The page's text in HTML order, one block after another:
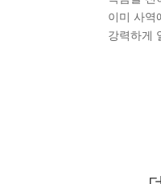
이미 사역
강력하게